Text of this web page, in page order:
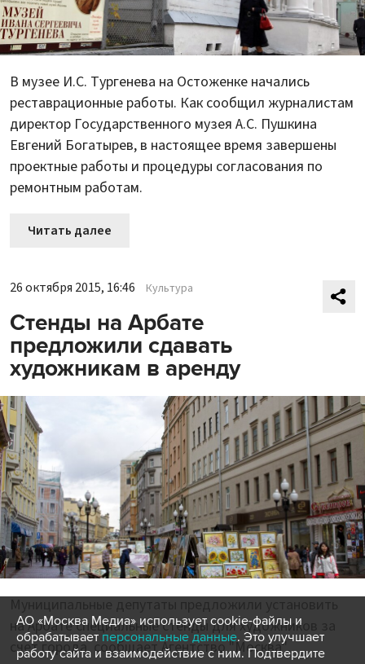
В музее И.С. Тургенева на Остоженке начались
реставрационные работы. Как сообщил журналистам
директор Государственного музея А.С. Пушкина
Евгений Богатырев, в настоящее время завершены
проектные работы и процедуры согласования по
ремонтным работам.
Читать далее
26 октября 2015, 16:46 Культура
Стенды на Арбате
предложили сдавать
художникам в аренду
на Арбате специальные стенды для художников за
счет города, сообщает Агентство "Москва".
АО «Москва Медиа» использует cookie-файлы и
обрабатывает персональные данные. Это улучшает
работу сайта и взаимодействие с ним. Подтвердите